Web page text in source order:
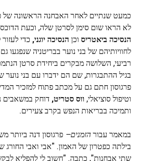
כמעט שנתיים לאחר האבחנה הראשונה של
לא הראו שום סימן לסרטן שלה, וכעת
הנסיכה ביאטריס וכן הנסיכה יוגני, כדי
לחוויותיהם של בני נוער בבריטניה שנפגעו
רביעי, השלושה מבקרים ביחידת סרטן
בגיל ההתבגרות, שם הם ידברו עם בני נוער
פרגוסון חתם גם על מכתב פתוח למזכיר
וטיפול סוציאלי, ווס סטריט, דוחק במשאבים
ותמיכה בבריאות הנפש בקרב צעירים.
במאמר עבורהזמנים– פרגוסון דנה ביותר
בילתה כפטרון של האמון. "אבי ואבי החורג
שתי אבחנות", כתבה. "חשוב לי להפליא